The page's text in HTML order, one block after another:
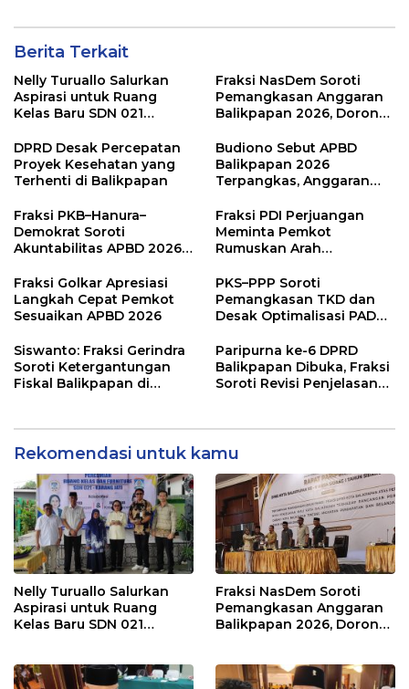
Berita Terkait
Nelly Turuallo Salurkan
Aspirasi untuk Ruang
Kelas Baru SDN 021
Fraksi NasDem Soroti
Pemangkasan Anggaran
Balikpapan 2026, Dorong
Publik
DPRD Desak Percepatan
Proyek Kesehatan yang
Terhenti di Balikpapan
Budiono Sebut APBD
Balikpapan 2026
Terpangkas, Anggaran
Fraksi PKB–Hanura–
Demokrat Soroti
Akuntabilitas APBD 2026
Pengawasan Belanja
Modal
Fraksi PDI Perjuangan
Meminta Pemkot
Rumuskan Arah
Terukur sebagai
Penyangga IKN
Fraksi Golkar Apresiasi
Langkah Cepat Pemkot
Sesuaikan APBD 2026
PKS–PPP Soroti
Pemangkasan TKD dan
Desak Optimalisasi PAD
Balikpapan 2026
Siswanto: Fraksi Gerindra
Soroti Ketergantungan
Fiskal Balikpapan di
Paripurna ke-6 DPRD
Balikpapan Dibuka, Fraksi
Soroti Revisi Penjelasan
Rekomendasi untuk kamu
Nelly Turuallo Salurkan
Aspirasi untuk Ruang
Kelas Baru SDN 021
Fraksi NasDem Soroti
Pemangkasan Anggaran
Balikpapan 2026, Dorong